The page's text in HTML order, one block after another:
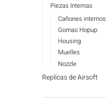
Piezas Internas
Cañones internos
Gomas Hopup
Housing
Muelles
Nozzle
Replicas de Airsoft